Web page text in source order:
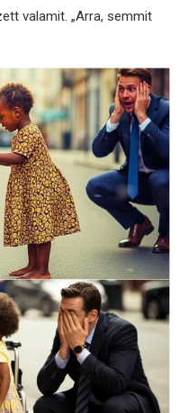
valamit. „Arra, semmit